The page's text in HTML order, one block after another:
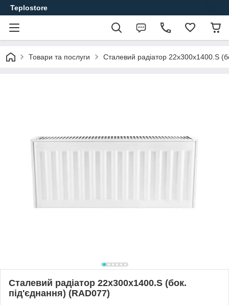
Teplostore
Товари та послуги Сталевий радіатор 22х300х1400.S
Сталевий радіатор 22х300х1400.S (бок.
під'єднання) (RAD077)